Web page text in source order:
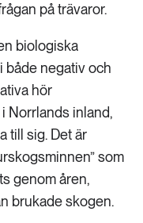
på trävaror.
biologiska
både negativ och
hör
Norrlands inland,
till sig. Det är
som
genom åren,
brukade skogen.